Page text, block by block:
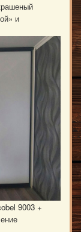
и
9003 +